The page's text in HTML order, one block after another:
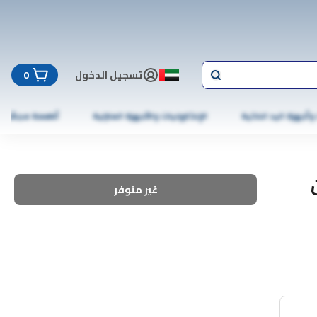
تسجيل الدخول 0
اليد الذكية الإلكترونيات والأجهزة المنزلية أطعمة مجمّدة
غير متوفر